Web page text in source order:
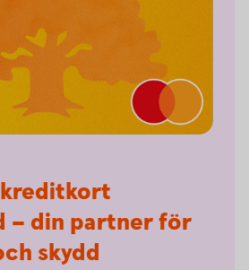
– din partner för
skydd